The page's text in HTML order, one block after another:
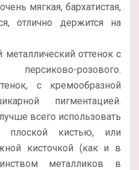
мягкая, бархатистая,
отлично держится на
оттенок с
розового.
с кремообразной
пигментацией.
всего использовать
кистью, или
кисточкой (как и в
металликов в